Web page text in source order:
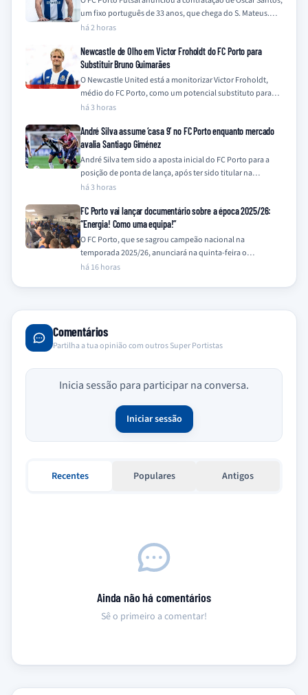
um fixo português de 33 anos, que chega do S. Mateus.
O…
há 2 horas
Newcastle de Olho em Victor Froholdt do FC Porto para
Substituir Bruno Guimarães
O Newcastle United está a monitorizar Victor Froholdt,
médio do FC Porto, como um potencial substituto para
Bruno Guimarães, que se encontra…
há 3 horas
André Silva assume ‘casa 9’ no FC Porto enquanto mercado
avalia Santiago Giménez
André Silva tem sido a aposta inicial do FC Porto para a
posição de ponta de lança, após ter sido titular na…
há 3 horas
FC Porto vai lançar documentário sobre a época 2025/26:
“Energia! Como uma equipa!”
O FC Porto, que se sagrou campeão nacional na
temporada 2025/26, anunciará na quinta-feira o
lançamento de um documentário que retrata a…
há 16 horas
Comentários
Partilha a tua opinião com outros Super Portistas
Inicia sessão para participar na conversa.
Iniciar sessão
Recentes Populares Antigos
Ainda não há comentários
Sê o primeiro a comentar!